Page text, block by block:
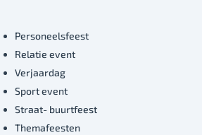
Personeelsfeest
Relatie event
Verjaardag
Sport event
Straat- buurtfeest
Themafeesten